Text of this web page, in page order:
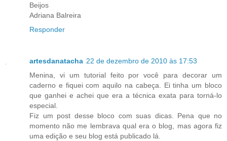
Beijos
Adriana Balreira
Responder
artesdanatacha 22 de dezembro de 2010 às 17:53
Menina, vi um tutorial feito por você para decorar um
caderno e fiquei com aquilo na cabeça. Ei tinha um bloco
que ganhei e achei que era a técnica exata para torná-lo
especial.
Fiz um post desse bloco com suas dicas. Pena que no
momento não me lembrava qual era o blog, mas agora fiz
uma edição e seu blog está publicado lá.